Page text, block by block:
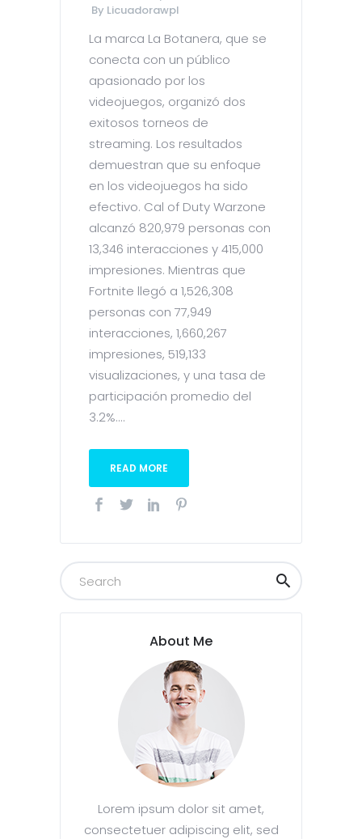
By Licuadorawpl
La marca La Botanera, que se
conecta con un público
apasionado por los
videojuegos, organizó dos
exitosos torneos de
streaming. Los resultados
demuestran que su enfoque
en los videojuegos ha sido
efectivo. Cal of Duty Warzone
alcanzó 820,979 personas con
13,346 interacciones y 415,000
impresiones. Mientras que
Fortnite llegó a 1,526,308
personas con 77,949
interacciones, 1,660,267
impresiones, 519,133
visualizaciones, y una tasa de
participación promedio del
3.2%....
READ MORE
About Me
Lorem ipsum dolor sit amet,
consectetuer adipiscing elit, sed